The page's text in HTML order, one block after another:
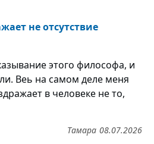
не отсутствие
этого философа, и
Веь на самом деле меня
в человеке не то,
08.07.2026
Тамара